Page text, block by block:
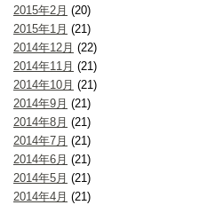
2015年2月 (20)
2015年1月 (21)
2014年12月 (22)
2014年11月 (21)
2014年10月 (21)
2014年9月 (21)
2014年8月 (21)
2014年7月 (21)
2014年6月 (21)
2014年5月 (21)
2014年4月 (21)